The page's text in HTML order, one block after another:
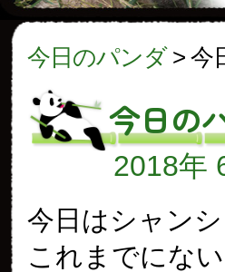
今日のパンダ> 今
今日の
2018年
今日はシャン
これまでにな